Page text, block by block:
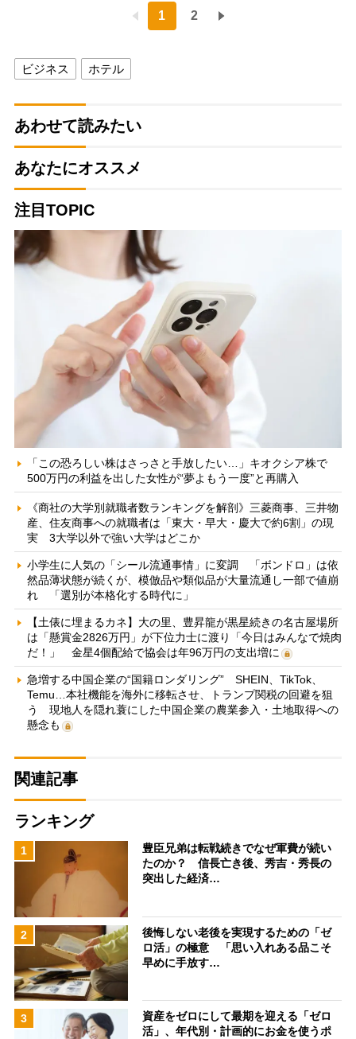
1 2
ビジネス ホテル
あわせて読みたい
あなたにオススメ
注目TOPIC
「この恐ろしい株はさっさと手放したい…」キオクシア株で
500万円の利益を出した女性が“夢よもう一度”と再購入
《商社の大学別就職者数ランキングを解剖》三菱商事、三井物
産、住友商事への就職者は「東大・早大・慶大で約6割」の現
実 3大学以外で強い大学はどこか
小学生に人気の「シール流通事情」に変調 「ボンドロ」は依
然品薄状態が続くが、模倣品や類似品が大量流通し一部で値崩
れ 「選別が本格化する時代に」
【土俵に埋まるカネ】大の里、豊昇龍が黒星続きの名古屋場所
は「懸賞金2826万円」が下位力士に渡り「今日はみんなで焼肉
だ！」 金星4個配給で協会は年96万円の支出増に
急増する中国企業の“国籍ロンダリング” SHEIN、TikTok、
Temu…本社機能を海外に移転させ、トランプ関税の回避を狙
う 現地人を隠れ蓑にした中国企業の農業参入・土地取得への
懸念も
関連記事
ランキング
1
豊臣兄弟は転戦続きでなぜ軍費が続い
たのか？ 信長亡き後、秀吉・秀長の
突出した経済…
2
後悔しない老後を実現するための「ゼ
ロ活」の極意 「思い入れある品こそ
早めに手放す…
3
資産をゼロにして最期を迎える「ゼロ
活」、年代別・計画的にお金を使うポ